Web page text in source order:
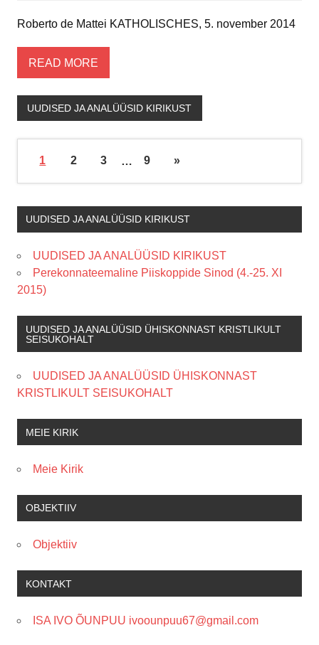
Roberto de Mattei KATHOLISCHES, 5. november 2014
READ MORE
UUDISED JA ANALÜÜSID KIRIKUST
1 2 3 9 »
UUDISED JA ANALÜÜSID KIRIKUST
UUDISED JA ANALÜÜSID KIRIKUST
Perekonnateemaline Piiskoppide Sinod (4.-25. XI
2015)
UUDISED JA ANALÜÜSID ÜHISKONNAST KRISTLIKULT
SEISUKOHALT
UUDISED JA ANALÜÜSID ÜHISKONNAST
KRISTLIKULT SEISUKOHALT
MEIE KIRIK
Meie Kirik
OBJEKTIIV
Objektiiv
KONTAKT
ISA IVO ÕUNPUU ivoounpuu67@gmail.com